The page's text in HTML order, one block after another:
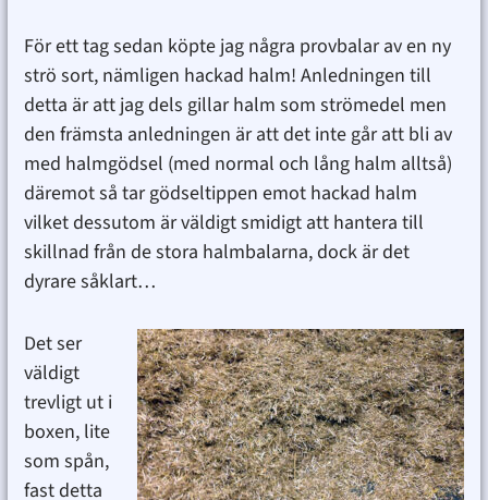
För ett tag sedan köpte jag några provbalar av en ny
strö sort, nämligen hackad halm! Anledningen till
detta är att jag dels gillar halm som strömedel men
den främsta anledningen är att det inte går att bli av
med halmgödsel (med normal och lång halm alltså)
däremot så tar gödseltippen emot hackad halm
vilket dessutom är väldigt smidigt att hantera till
skillnad från de stora halmbalarna, dock är det
dyrare såklart…
Det ser
väldigt
trevligt ut i
boxen, lite
som spån,
fast detta